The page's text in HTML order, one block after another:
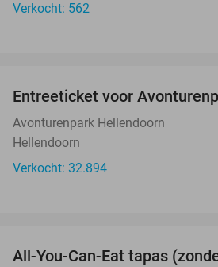
Verkocht: 562
Entreeticket voor
Avonturenpark Hellendoorn
Hellendoorn
Verkocht: 32.894
All-You-Can-Eat tapas